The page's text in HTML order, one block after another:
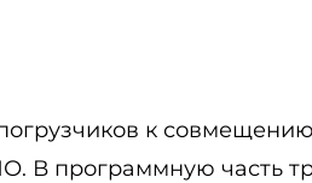
к
программную часть